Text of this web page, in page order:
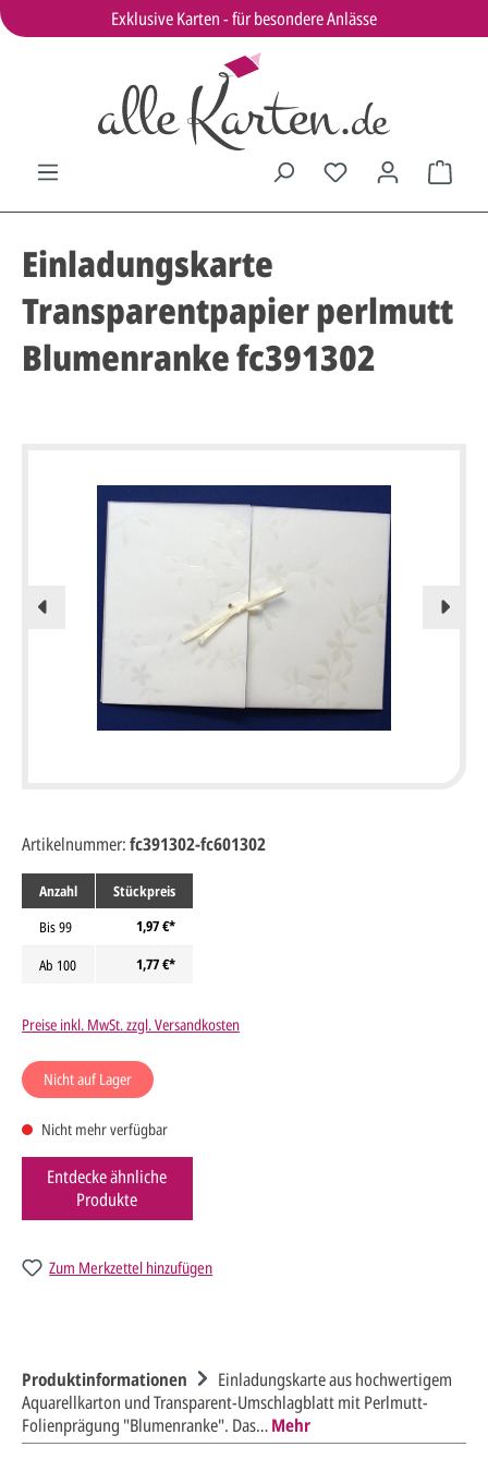
Exklusive Karten - für besondere Anlässe
Einladungskarte
Transparentpapier perlmutt
Blumenranke fc391302
Anzahl
Stückpreis
Bis99
1,97 €*
Ab 100 1,77 €*
Preise inkl. MwSt. zzgl. Versandkosten
Nicht auf Lager
Nicht mehr verfügbar
Entdecke ähnliche
Produkte
Zum Merkzettel hinzufügen
Artikelnummer:fc391302-fc601302
Produktinformationen
Einladungskarte aus hochwertigem
Aquarellkarton und Transparent-Umschlagblatt mit Perlmutt-
Folienprägung "Blumenranke". Das…Mehr